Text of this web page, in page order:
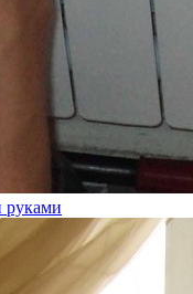
руками